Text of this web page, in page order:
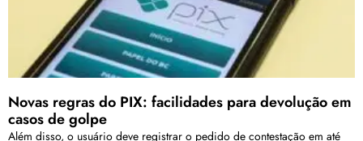
Novas regras do PIX: facilidades para devolução em
casos de golpe
Além disso, o usuário deve registrar o pedido de contestação em até